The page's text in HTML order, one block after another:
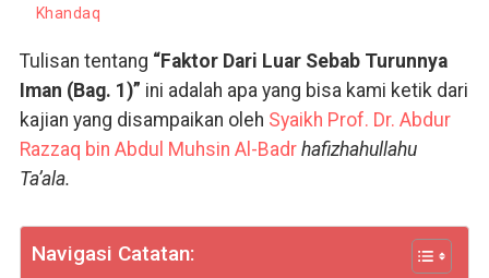
Khandaq
Tulisan tentang “Faktor Dari Luar Sebab Turunnya
Iman (Bag. 1)” ini adalah apa yang bisa kami ketik dari
kajian yang disampaikan oleh Syaikh Prof. Dr. Abdur
Razzaq bin Abdul Muhsin Al-Badr hafizhahullahu
Ta’ala.
Navigasi Catatan: